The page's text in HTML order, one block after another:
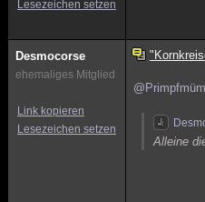
Lesezeichen setzen
Desmocorse
ehemaliges Mitglied
Link kopieren
Lesezeichen setzen
Alleine